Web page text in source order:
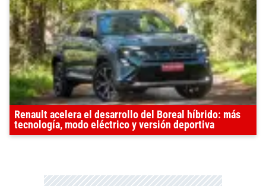
Renault acelera el desarrollo del Boreal híbrido: más
tecnología, modo eléctrico y versión deportiva